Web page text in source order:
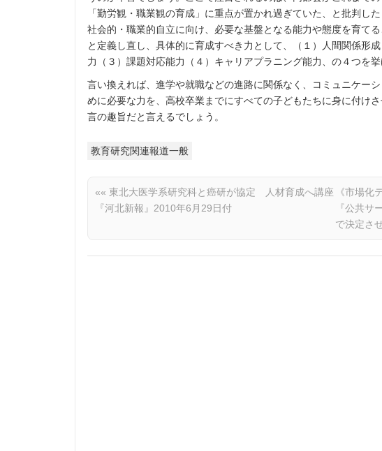
「勤労観・職業観の育成」に重点が置かれ過ぎていた、と批判し
社会的・職業的自立に向け、必要な基盤となる能力や態度を育て
と定義し直し、具体的に育成すべき力として、（１）人間関係形
力（３）課題対応能力（４）キャリアプラニング能力、の４つを挙
言い換えれば、進学や就職などの進路に関係なく、コミュニケー
めに必要な力を、高校卒業までにすべての子どもたちに身に付け
言の趣旨だと言えるでしょう。
教育研究関連報道一般
«« 東北大医学系研究科と癌研が協定 人材育成へ講座
『河北新報』2010年6月29日付
《市場化
『公共サ
で決定さ